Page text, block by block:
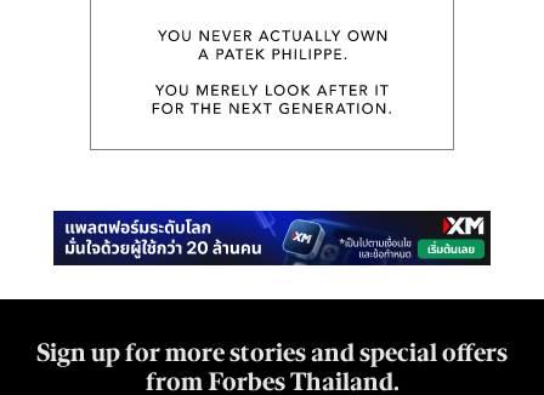
Sign up for more stories and special offers
from Forbes Thailand.